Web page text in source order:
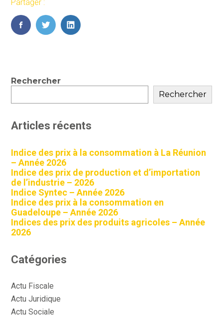
Partager :
FaceBook
TwitterLinkedIn
Blog
Rechercher
Rechercher
Articles récents
Indice des prix à la consommation à La Réunion
– Année 2026
Indice des prix de production et d’importation
de l’industrie – 2026
Indice Syntec – Année 2026
Indice des prix à la consommation en
Guadeloupe – Année 2026
Indices des prix des produits agricoles – Année
2026
Catégories
Actu Fiscale
Actu Juridique
Actu Sociale